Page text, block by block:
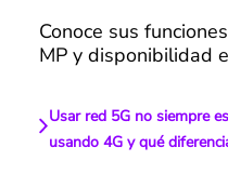
Conoce sus
MP y disponibilidad
Usar red 5G no siempre
usando 4G y qué